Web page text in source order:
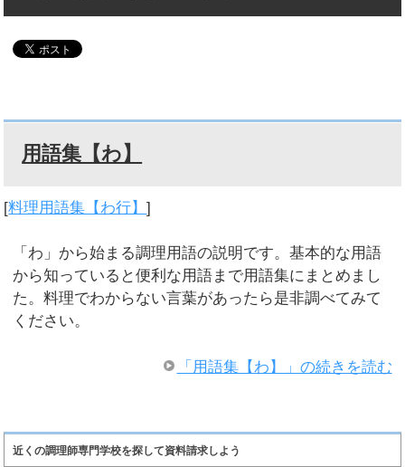
用語集【わ】
[料理用語集【わ行】]
「わ」から始まる調理用語の説明です。基本的な用語
から知っていると便利な用語まで用語集にまとめまし
た。料理でわからない言葉があったら是非調べてみて
ください。
「用語集【わ】」の続きを読む
近くの調理師専門学校を探して資料請求しよう